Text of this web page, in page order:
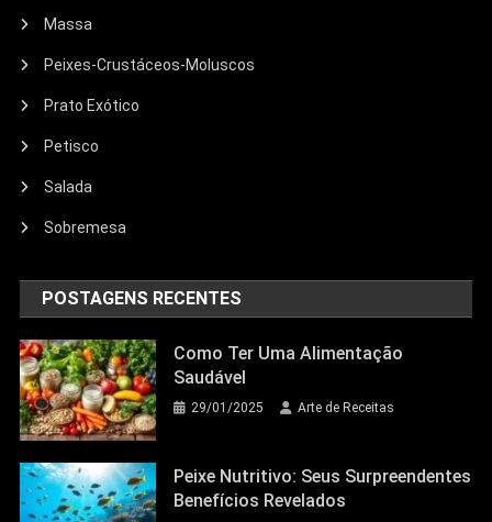
Massa
Peixes-Crustáceos-Moluscos
Prato Exótico
Petisco
Salada
Sobremesa
POSTAGENS RECENTES
Como Ter Uma Alimentação
Saudável
29/01/2025 Arte de Receitas
Peixe Nutritivo: Seus Surpreendentes
Benefícios Revelados